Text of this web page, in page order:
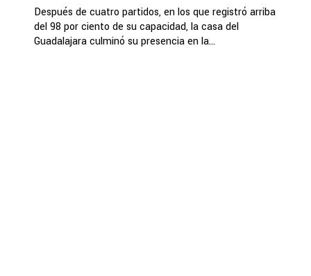
Después de cuatro partidos, en los que registró arriba
del 98 por ciento de su capacidad, la casa del
Guadalajara culminó su presencia en la...